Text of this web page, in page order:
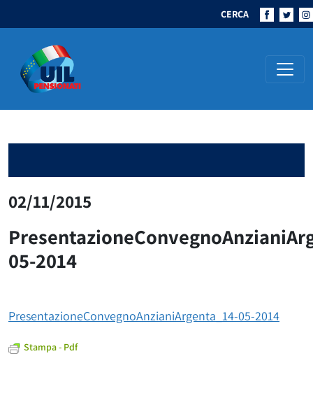
CERCA
Navigazione principale
02/11/2015
05-2014
PresentazioneConvegnoAnzianiArgenta_14-05-2014
Stampa - Pdf